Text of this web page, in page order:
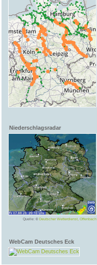
Niederschlagsradar
Quelle: © Deutscher Wetterdienst, Offenbach
WebCam Deutsches Eck